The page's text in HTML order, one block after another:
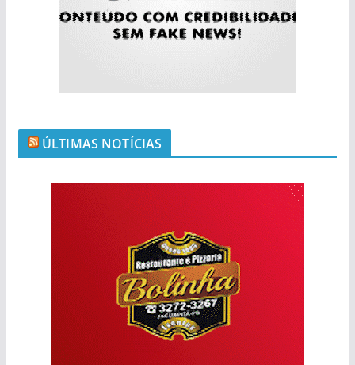
ÚLTIMAS NOTÍCIAS